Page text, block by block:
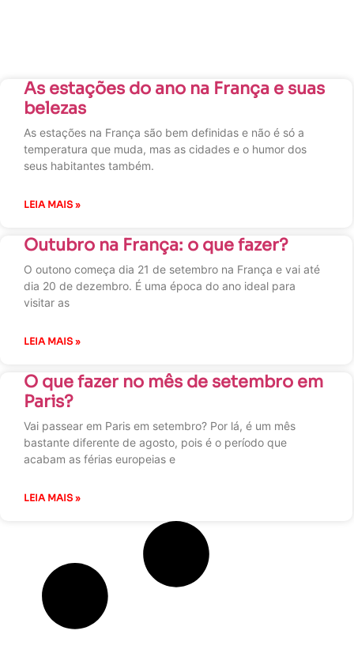
As estações do ano na França e suas
belezas
As estações na França são bem definidas e não é só a
temperatura que muda, mas as cidades e o humor dos
seus habitantes também.
LEIA MAIS »
Outubro na França: o que fazer?
O outono começa dia 21 de setembro na França e vai até
dia 20 de dezembro. É uma época do ano ideal para
visitar as
LEIA MAIS »
O que fazer no mês de setembro em
Paris?
Vai passear em Paris em setembro? Por lá, é um mês
bastante diferente de agosto, pois é o período que
acabam as férias europeias e
LEIA MAIS »